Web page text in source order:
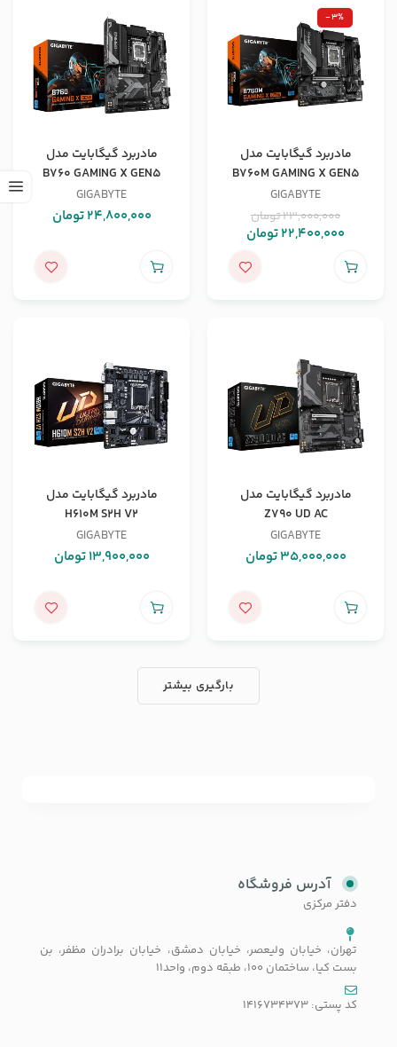
-3%
مادربرد گیگابایت مدل
B760M GAMING X GEN5
GIGABYTE
23,000,000تومان
22,400,000تومان
مادربرد گیگابایت مدل
B760 GAMING X GEN5
GIGABYTE
24,800,000تومان
مادربرد گیگابایت مدل
Z790 UD AC
GIGABYTE
35,000,000تومان
مادربرد گیگابایت مدل
H610M S2H V2
GIGABYTE
13,900,000تومان
بارگیری بیشتر
آدرس فروشگاه
دفتر مرکزی
تهران، خیابان ولیعصر، خیابان دمشق، خیابان برادران مظفر، بن
بست کیا، ساختمان 100، طبقه دوم، واحد11
کد پستی: 1416734373